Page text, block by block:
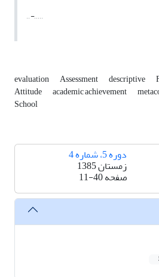
, , -, , , , ,
evaluation Assessment descriptive
Attitude academic achievement
School
دوره 5، شماره 4
زمستان 1385
صفحه11-40